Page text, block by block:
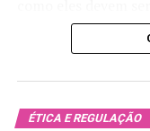
qualidade e
qualquer empresa
Essencialmente, a
ÉTICA E REGULAÇÃO